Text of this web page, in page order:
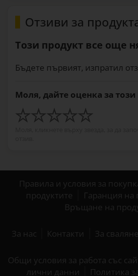
Отзиви за
Този продукт все още
Бъдете първият, изпратил
Моля, дайте оценка за
Правила и условия за
продуктите
Гаранция на
Връщане на
За нас Контакти За сваляне
Общи условия за работа със
лични данни
Политика